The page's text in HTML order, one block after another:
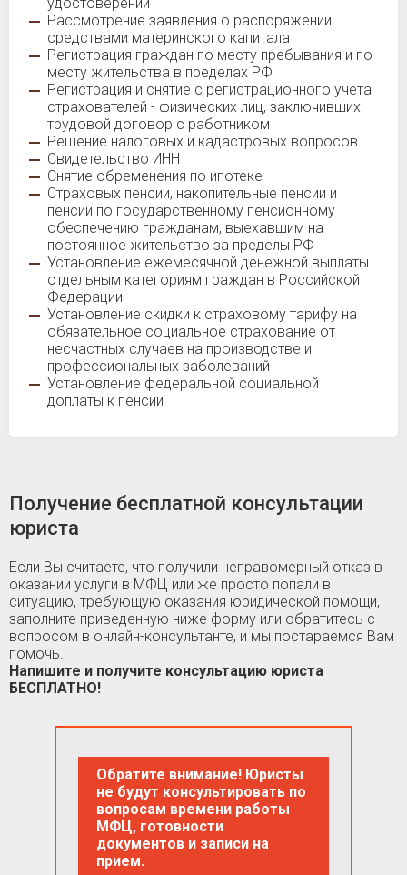
Рассмотрение заявления о распоряжении
средствами материнского капитала
Регистрация граждан по месту пребывания и по
месту жительства в пределах РФ
Регистрация и снятие с регистрационного учета
страхователей - физических лиц, заключивших
трудовой договор с работником
Решение налоговых и кадастровых вопросов
Свидетельство ИНН
Снятие обременения по ипотеке
Страховых пенсии, накопительные пенсии и
пенсии по государственному пенсионному
обеспечению гражданам, выехавшим на
постоянное жительство за пределы РФ
Установление ежемесячной денежной выплаты
отдельным категориям граждан в Российской
Федерации
Установление скидки к страховому тарифу на
обязательное социальное страхование от
несчастных случаев на производстве и
профессиональных заболеваний
Установление федеральной социальной
доплаты к пенсии
Получение бесплатной консультации
юриста
Если Вы считаете, что получили неправомерный отказ в
оказании услуги в МФЦ или же просто попали в
ситуацию, требующую оказания юридической помощи,
заполните приведенную ниже форму или обратитесь с
вопросом в онлайн-консультанте, и мы постараемся Вам
помочь.
Напишите и получите консультацию юриста
БЕСПЛАТНО!
Обратите внимание! Юристы
не будут консультировать по
вопросам времени работы
МФЦ, готовности
документов и записи на
прием.